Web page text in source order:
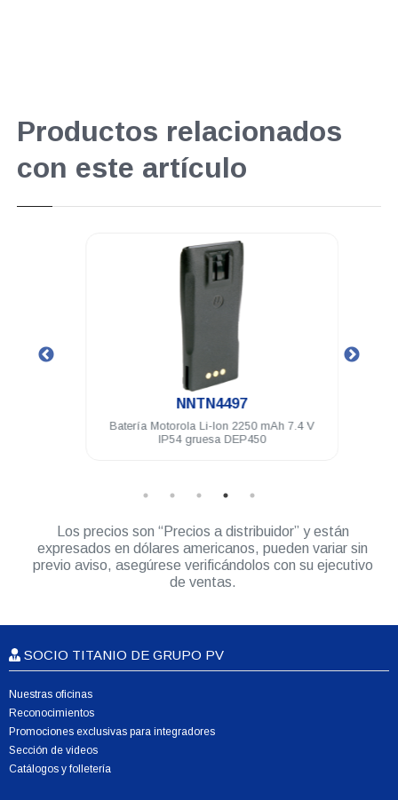
Productos relacionados
con este artículo
NNTN4497
Batería Motorola Li-Ion 2250 mAh 7.4 V
IP54 gruesa DEP450
Los precios son “Precios a distribuidor” y están
expresados en dólares americanos, pueden variar sin
previo aviso, asegúrese verificándolos con su ejecutivo
de ventas.
SOCIO TITANIO DE GRUPO PV
Nuestras oficinas
Reconocimientos
Promociones exclusivas para integradores
Sección de videos
Catálogos y folletería